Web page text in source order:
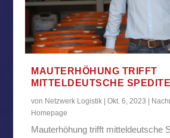
MAUTERHÖHUNG TRIFFT
MITTELDEUTSCHE
von Netzwerk Logistik |Okt. 6, 2023
Homepage
Mauterhöhung trifft mitteldeutsche